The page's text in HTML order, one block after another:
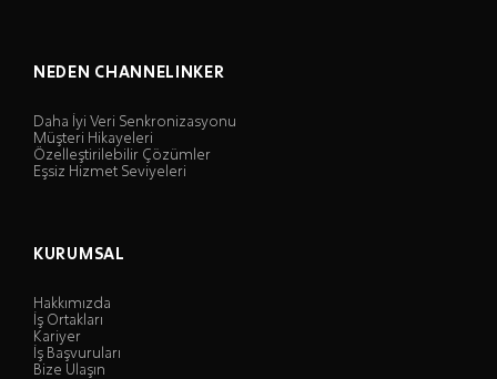
NEDEN CHANNELINKER
Daha İyi Veri Senkronizasyonu
Müşteri Hikayeleri
Özelleştirilebilir Çözümler
Eşsiz Hizmet Seviyeleri
KURUMSAL
Hakkımızda
İş Ortakları
Kariyer
İş Başvuruları
Bize Ulaşın